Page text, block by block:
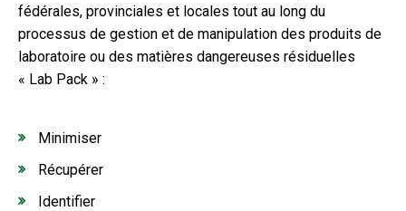
fédérales, provinciales et locales tout au long du
processus de gestion et de manipulation des produits de
laboratoire ou des matières dangereuses résiduelles
« Lab Pack » :
Minimiser
Récupérer
Identifier